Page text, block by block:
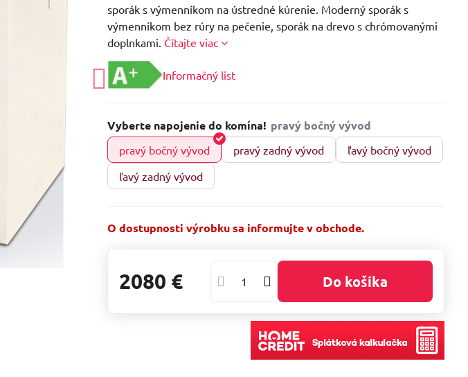
sporák s výmenníkom na ústredné kúrenie. Moderný sporák s
výmenníkom bez rúry na pečenie, sporák na drevo s chrómovanými
doplnkami. Čítajte viac
Informačný list
Vyberte napojenie do komína!
pravý bočný vývod pravý zadný vývod
ľavý bočný vývod
ľavý zadný vývod
O dostupnosti výrobku sa informujte v obchode.
2080 € Do košíka